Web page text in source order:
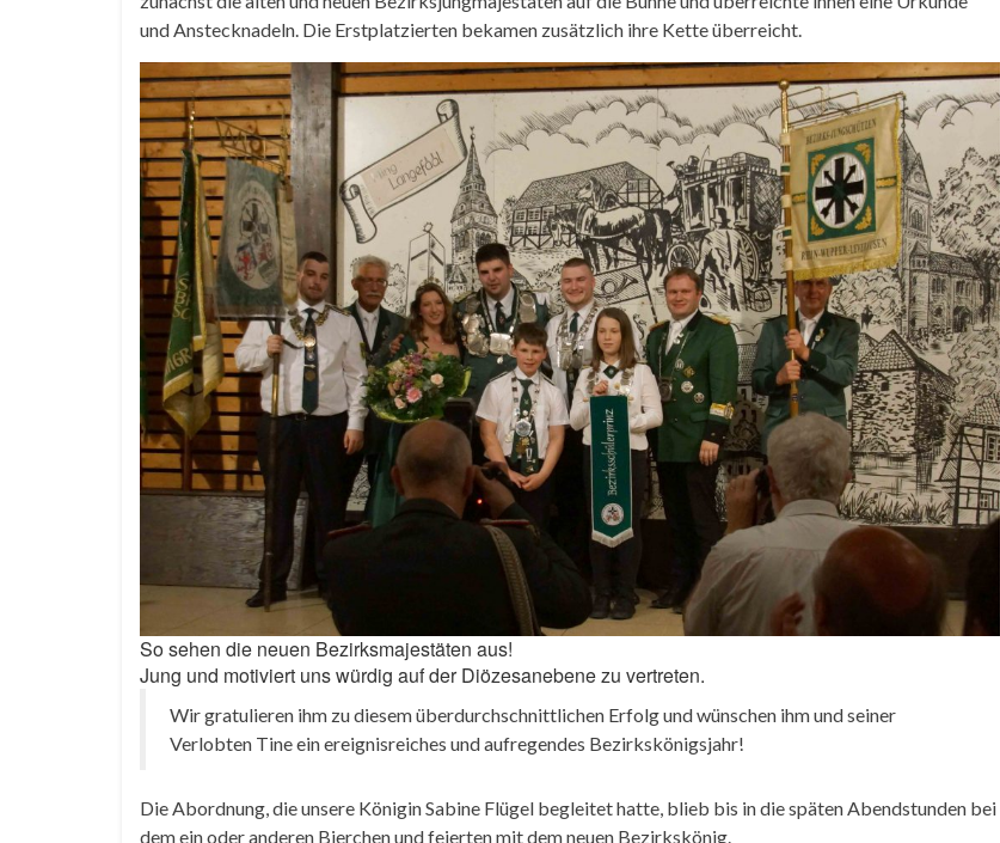
und Anstecknadeln. Die Erstplatzierten bekamen zusätzlich ihre Kette überreicht.
So sehen die neuen Bezirksmajestäten aus!
Jung und motiviert uns würdig auf der Diözesanebene zu vertreten.
Wir gratulieren ihm zu diesem überdurchschnittlichen Erfolg und wünschen ihm und seiner
Verlobten Tine ein ereignisreiches und aufregendes Bezirkskönigsjahr!
Die Abordnung, die unsere Königin Sabine Flügel begleitet hatte, blieb bis in die späten Abendstunden bei
dem ein oder anderen Bierchen und feierten mit dem neuen Bezirkskönig.